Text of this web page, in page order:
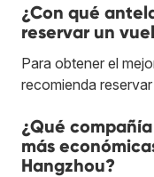
¿Con qué
reservar un
Para obtener el
recomienda
¿Qué
más
Hangzhou?